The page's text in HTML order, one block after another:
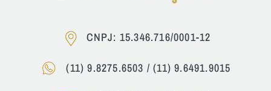
CNPJ: 15.346.716/0001-12
(11) 9.8275.6503 /(11) 9.6491.9015